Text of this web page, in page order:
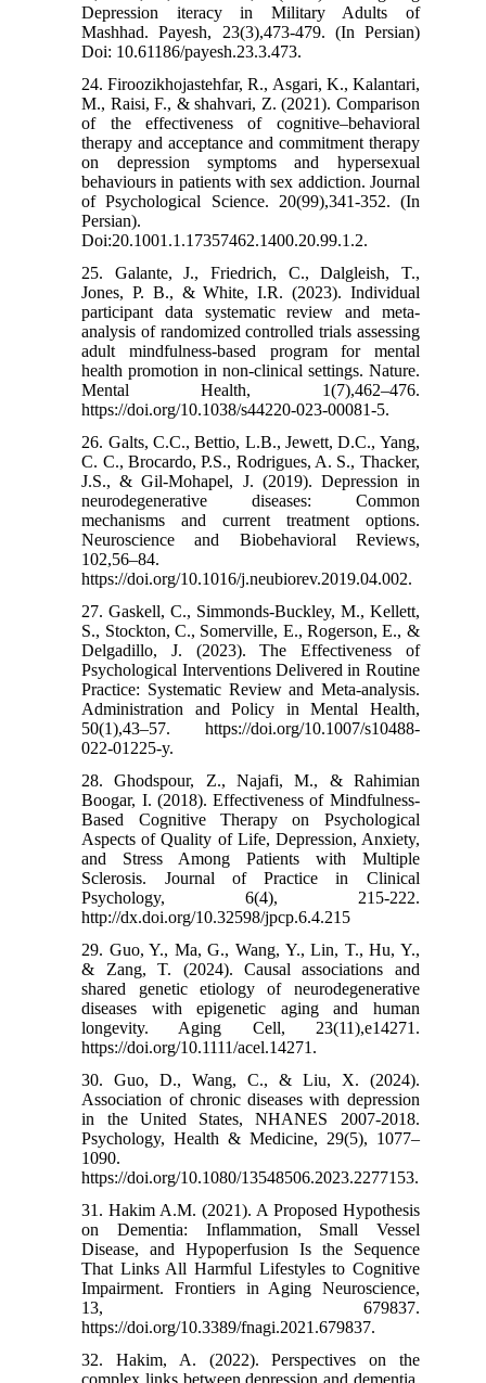
Depression iteracy in Military Adults of
Mashhad. Payesh, 23(3),473-479. (In Persian)
Doi: 10.61186/payesh.23.3.473.
24. Firoozikhojastehfar, R., Asgari, K., Kalantari,
M., Raisi, F., & shahvari, Z. (2021). Comparison
of the effectiveness of cognitive–behavioral
therapy and acceptance and commitment therapy
on depression symptoms and hypersexual
behaviours in patients with sex addiction. Journal
of Psychological Science. 20(99),341-352. (In
Persian).
Doi:20.1001.1.17357462.1400.20.99.1.2.
25. Galante, J., Friedrich, C., Dalgleish, T.,
Jones, P. B., & White, I.R. (2023). Individual
participant data systematic review and meta-
analysis of randomized controlled trials assessing
adult mindfulness-based program for mental
health promotion in non-clinical settings. Nature.
Mental Health, 1(7),462–476.
https://doi.org/10.1038/s44220-023-00081-5.
26. Galts, C.C., Bettio, L.B., Jewett, D.C., Yang,
C. C., Brocardo, P.S., Rodrigues, A. S., Thacker,
J.S., & Gil-Mohapel, J. (2019). Depression in
neurodegenerative diseases: Common
mechanisms and current treatment options.
Neuroscience and Biobehavioral Reviews,
102,56–84.
https://doi.org/10.1016/j.neubiorev.2019.04.002.
27. Gaskell, C., Simmonds-Buckley, M., Kellett,
S., Stockton, C., Somerville, E., Rogerson, E., &
Delgadillo, J. (2023). The Effectiveness of
Psychological Interventions Delivered in Routine
Practice: Systematic Review and Meta-analysis.
Administration and Policy in Mental Health,
50(1),43–57. https://doi.org/10.1007/s10488-
022-01225-y.
28. Ghodspour, Z., Najafi, M., & Rahimian
Boogar, I. (2018). Effectiveness of Mindfulness-
Based Cognitive Therapy on Psychological
Aspects of Quality of Life, Depression, Anxiety,
and Stress Among Patients with Multiple
Sclerosis. Journal of Practice in Clinical
Psychology, 6(4), 215-222.
http://dx.doi.org/10.32598/jpcp.6.4.215
29. Guo, Y., Ma, G., Wang, Y., Lin, T., Hu, Y.,
& Zang, T. (2024). Causal associations and
shared genetic etiology of neurodegenerative
diseases with epigenetic aging and human
longevity. Aging Cell, 23(11),e14271.
https://doi.org/10.1111/acel.14271.
30. Guo, D., Wang, C., & Liu, X. (2024).
Association of chronic diseases with depression
in the United States, NHANES 2007-2018.
Psychology, Health & Medicine, 29(5), 1077–
1090.
https://doi.org/10.1080/13548506.2023.2277153.
31. Hakim A.M. (2021). A Proposed Hypothesis
on Dementia: Inflammation, Small Vessel
Disease, and Hypoperfusion Is the Sequence
That Links All Harmful Lifestyles to Cognitive
Impairment. Frontiers in Aging Neuroscience,
13, 679837.
https://doi.org/10.3389/fnagi.2021.679837.
32. Hakim, A. (2022). Perspectives on the